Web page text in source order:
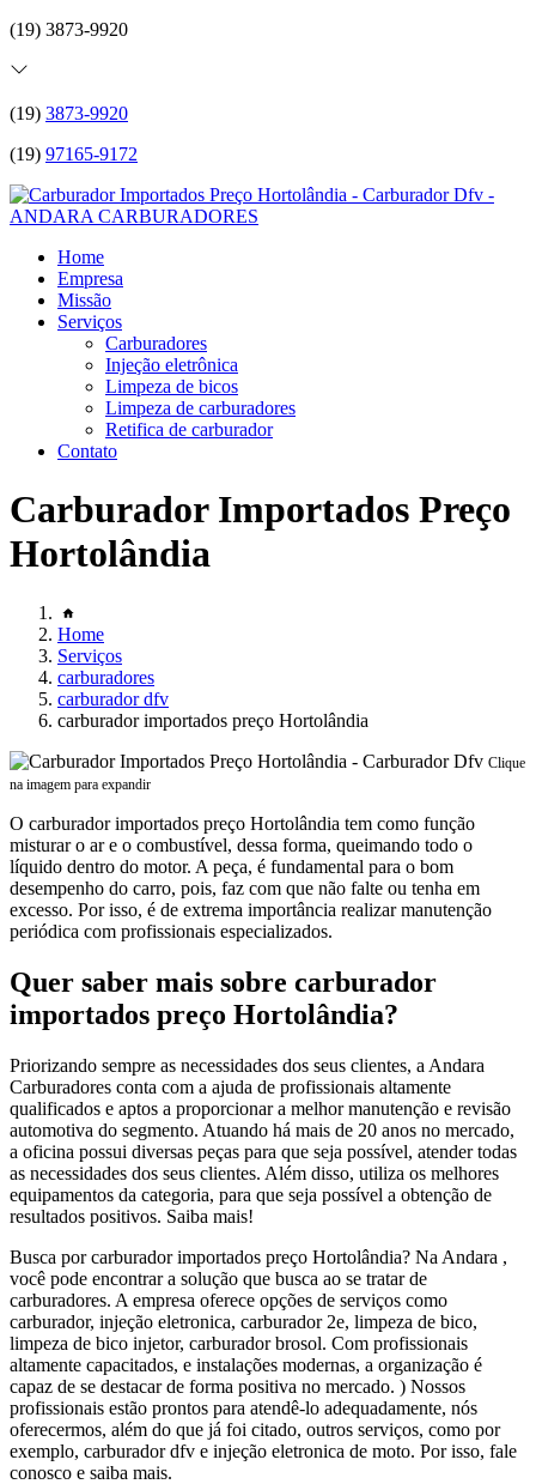
(19) 3873-9920
(19) 3873-9920
(19) 97165-9172
Home
Empresa
Missão
Serviços
Carburadores
Injeção eletrônica
Limpeza de bicos
Limpeza de carburadores
Retifica de carburador
Contato
Carburador Importados Preço
Hortolândia
Home
Serviços
carburadores
carburador dfv
carburador importados preço Hortolândia
Clique
na imagem para expandir
O carburador importados preço Hortolândia tem como função
misturar o ar e o combustível, dessa forma, queimando todo o
líquido dentro do motor. A peça, é fundamental para o bom
desempenho do carro, pois, faz com que não falte ou tenha em
excesso. Por isso, é de extrema importância realizar manutenção
periódica com profissionais especializados.
Quer saber mais sobre carburador
importados preço Hortolândia?
Priorizando sempre as necessidades dos seus clientes, a Andara
Carburadores conta com a ajuda de profissionais altamente
qualificados e aptos a proporcionar a melhor manutenção e revisão
automotiva do segmento. Atuando há mais de 20 anos no mercado,
a oficina possui diversas peças para que seja possível, atender todas
as necessidades dos seus clientes. Além disso, utiliza os melhores
equipamentos da categoria, para que seja possível a obtenção de
resultados positivos. Saiba mais!
Busca por carburador importados preço Hortolândia? Na Andara ,
você pode encontrar a solução que busca ao se tratar de
carburadores. A empresa oferece opções de serviços como
carburador, injeção eletronica, carburador 2e, limpeza de bico,
limpeza de bico injetor, carburador brosol. Com profissionais
altamente capacitados, e instalações modernas, a organização é
capaz de se destacar de forma positiva no mercado. ) Nossos
profissionais estão prontos para atendê-lo adequadamente, nós
oferecermos, além do que já foi citado, outros serviços, como por
exemplo, carburador dfv e injeção eletronica de moto. Por isso, fale
conosco e saiba mais.